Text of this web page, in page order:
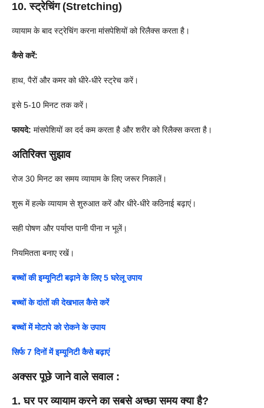
10. स्ट्रेचिंग (Stretching)
व्यायाम के बाद स्ट्रेचिंग करना मांसपेशियों को रिलैक्स करता है।
कैसे करें:
हाथ, पैरों और कमर को धीरे-धीरे स्ट्रेच करें।
इसे 5-10 मिनट तक करें।
फायदे: मांसपेशियों का दर्द कम करता है और शरीर को रिलैक्स करता है।
अतिरिक्त सुझाव
रोज 30 मिनट का समय व्यायाम के लिए जरूर निकालें।
शुरू में हल्के व्यायाम से शुरुआत करें और धीरे-धीरे कठिनाई बढ़ाएं।
सही पोषण और पर्याप्त पानी पीना न भूलें।
नियमितता बनाए रखें।
बच्चों की इम्यूनिटी बढ़ाने के लिए 5 घरेलू उपाय
बच्चों के दांतों की देखभाल कैसे करें
बच्चों में मोटापे को रोकने के उपाय
सिर्फ 7 दिनों में इम्यूनिटी कैसे बढ़ाएं
अक्सर पूछे जाने वाले सवाल:
1. घर पर व्यायाम करने का सबसे अच्छा समय क्या है?